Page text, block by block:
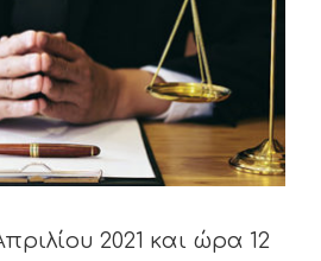
2021 και ώρα 12